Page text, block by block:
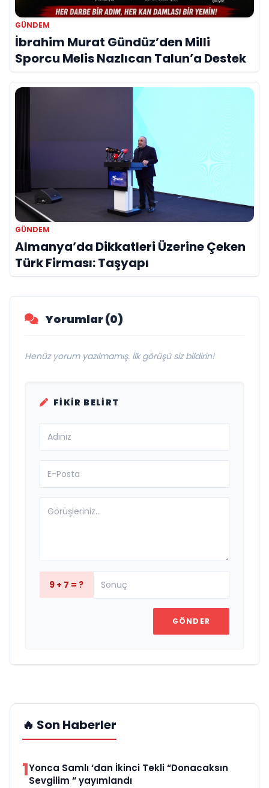
GÜNDEM
İbrahim Murat Gündüz’den Milli
Sporcu Melis Nazlıcan Talun’a Destek
GÜNDEM
Almanya’da Dikkatleri Üzerine Çeken
Türk Firması: Taşyapı
Yorumlar (0)
Henüz yorum yazılmamış. İlk görüşü siz bildirin!
FIKIR BELIRT
9 + 7 = ?
GÖNDER
🔥 Son Haberler
1Yonca Samlı ‘dan İkinci Tekli “Donacaksın
Sevgilim “ yayımlandı